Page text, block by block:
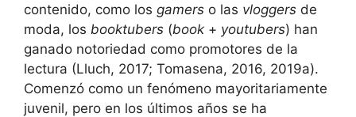
contenido, como los gamers o las vloggers de
moda, los booktubers (book + youtubers) han
ganado notoriedad como promotores de la
lectura (Lluch, 2017; Tomasena, 2016, 2019a).
Comenzó como un fenómeno mayoritariamente
juvenil, pero en los últimos años se ha